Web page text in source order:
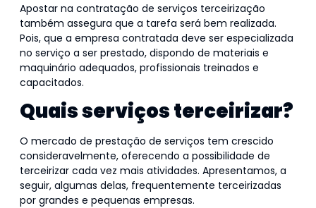
Apostar na contratação de serviços terceirização
também assegura que a tarefa será bem realizada.
Pois, que a empresa contratada deve ser especializada
no serviço a ser prestado, dispondo de materiais e
maquinário adequados, profissionais treinados e
capacitados.
Quais serviços terceirizar?
O mercado de prestação de serviços tem crescido
consideravelmente, oferecendo a possibilidade de
terceirizar cada vez mais atividades. Apresentamos, a
seguir, algumas delas, frequentemente terceirizadas
por grandes e pequenas empresas.